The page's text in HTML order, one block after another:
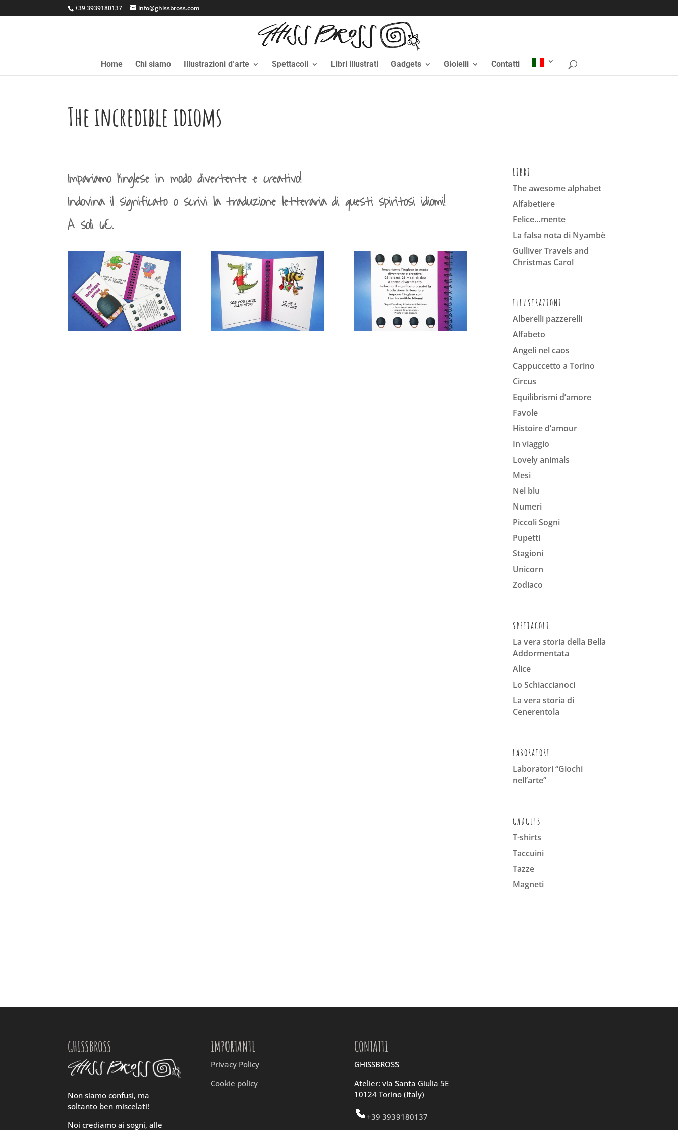
+39 3939180137 info@ghissbross.com
Home Chi siamo Illustrazioni d’arte Spettacoli Libri illustrati Gadgets Gioielli Contatti
The incredible idioms
Impariamo l’inglese in modo divertente e creativo!
Indovina il significato o scrivi la traduzione letteraria di questi spiritosi idiomi!
A soli 6€.
LIBRI
The awesome alphabet
Alfabetiere
Felice…mente
La falsa nota di Nyambè
Gulliver Travels and
Christmas Carol
ILLUSTRAZIONI
Alberelli pazzerelli
Alfabeto
Angeli nel caos
Cappuccetto a Torino
Circus
Equilibrismi d’amore
Favole
Histoire d’amour
In viaggio
Lovely animals
Mesi
Nel blu
Numeri
Piccoli Sogni
Pupetti
Stagioni
Unicorn
Zodiaco
SPETTACOLI
La vera storia della Bella
Addormentata
Alice
Lo Schiaccianoci
La vera storia di
Cenerentola
LABORATORI
Laboratori “Giochi
nell’arte”
GADGETS
T-shirts
Taccuini
Tazze
Magneti
GHISSBROSS
Non siamo confusi, ma
soltanto ben miscelati!
Noi crediamo ai sogni, alle
IMPORTANTE
Privacy Policy
Cookie policy
CONTATTI
GHISSBROSS
Atelier: via Santa Giulia 5E
10124 Torino (Italy)
+39 3939180137